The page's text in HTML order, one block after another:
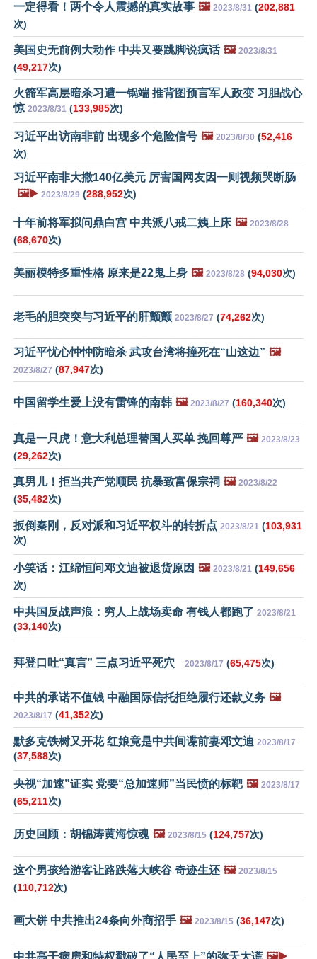
一定得看！两个令人震撼的真实故事 🖼️ 2023/8/31 (202,881
次)
美国史无前例大动作 中共又要跳脚说疯话 🖼️ 2023/8/31
(49,217次)
火箭军高层暗杀习遭一锅端 推背图预言军人政变 习胆战心
惊 2023/8/31 (133,985次)
习近平出访南非前 出现多个危险信号 🖼️ 2023/8/30 (52,416
次)
习近平南非大撒140亿美元 厉害国网友因一则视频哭断肠
🖼️▶️ 2023/8/29 (288,952次)
十年前将军拟问鼎白宫 中共派八戒二姨上床 🖼️ 2023/8/28
(68,670次)
美丽模特多重性格 原来是22鬼上身 🖼️ 2023/8/28 (94,030次)
老毛的胆突突与习近平的肝颤颤 2023/8/27 (74,262次)
习近平忧心忡忡防暗杀 武攻台湾将撞死在“山这边” 🖼️
2023/8/27 (87,947次)
中国留学生爱上没有雷锋的南韩 🖼️ 2023/8/27 (160,340次)
真是一只虎！意大利总理替国人买单 挽回尊严 🖼️ 2023/8/23
(29,262次)
真男儿！拒当共产党顺民 抗暴致富保宗祠 🖼️ 2023/8/22
(35,482次)
扳倒秦刚，反对派和习近平权斗的转折点 2023/8/21 (103,931
次)
小笑话：江绵恒问邓文迪被退货原因 🖼️ 2023/8/21 (149,656
次)
中共国反战声浪：穷人上战场卖命 有钱人都跑了 2023/8/21
(33,140次)
拜登口吐“真言” 三点习近平死穴 2023/8/17 (65,475次)
中共的承诺不值钱 中融国际信托拒绝履行还款义务 🖼️
2023/8/17 (41,352次)
默多克铁树又开花 红娘竟是中共间谍前妻邓文迪 2023/8/17
(37,588次)
央视“加速”证实 党要“总加速师”当民愤的标靶 🖼️ 2023/8/17
(65,211次)
历史回顾：胡锦涛黄海惊魂 🖼️ 2023/8/15 (124,757次)
这个男孩给游客让路跌落大峡谷 奇迹生还 🖼️ 2023/8/15
(110,712次)
画大饼 中共推出24条向外商招手 🖼️ 2023/8/15 (36,147次)
中共高干病房和特权戳破了“人民至上”的弥天大谎 🖼️▶️